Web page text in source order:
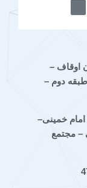
c
-
e
a
a
اوقاف –
دوم –
خمینی–
– مجتمع